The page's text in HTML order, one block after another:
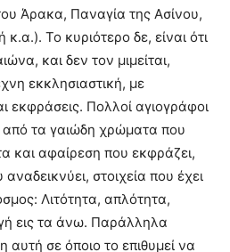
Άρακα, Παναγία της Ασίνου,
Το κυριότερο δε, είναι ότι
και δεν τον μιμείται,
εκκλησιαστική, με
εκφράσεις. Πολλοί αγιογράφοι
από τα γαιώδη χρώματα που
και αφαίρεση που εκφράζει,
στοιχεία που έχει
Λιτότητα, απλότητα,
εις τα άνω. Παράλληλα
αυτή σε όποιο το επιθυμεί να